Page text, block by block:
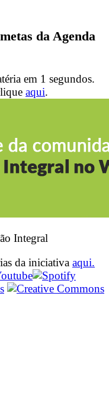
da Agenda
em 1 segundos.
aqui.
Integral
da iniciativa aqui.